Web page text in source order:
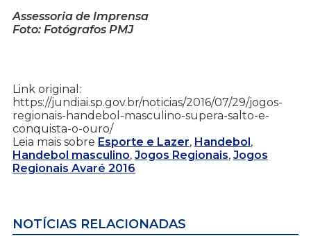
Assessoria de Imprensa
Foto: Fotógrafos PMJ
Link original:
https://jundiai.sp.gov.br/noticias/2016/07/29/jogos-
regionais-handebol-masculino-supera-salto-e-
conquista-o-ouro/
Leia mais sobre Esporte e Lazer, Handebol,
Handebol masculino, Jogos Regionais, Jogos
Regionais Avaré 2016
NOTÍCIAS RELACIONADAS